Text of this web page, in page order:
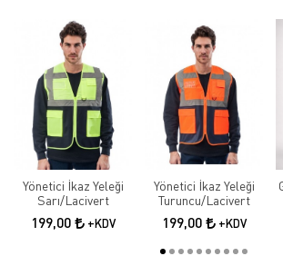
Yönetici İkaz Yeleği
Sarı/Lacivert
199,00 +KDV
Yönetici İkaz Yeleği
Turuncu/Lacivert
199,00 +KDV